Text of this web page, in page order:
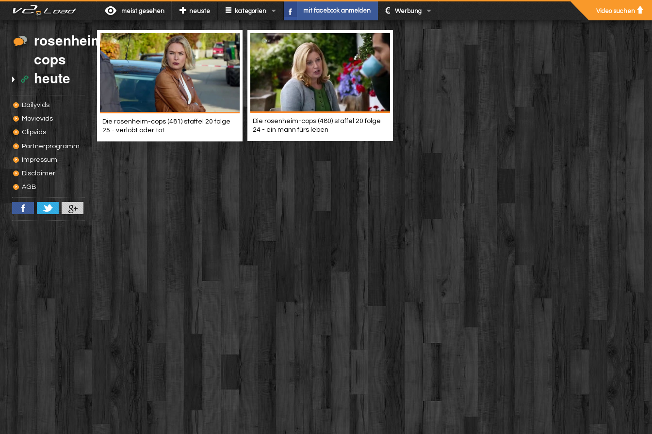
meist gesehen neuste kategorien mit facebook anmelden Werbung Video suchen
rosenheim-
cops
heute
Dailyvids
Movievids
Clipvids
Partnerprogramm
Impressum
Disclaimer
AGB
Die rosenheim-cops (481) staffel 20 folge
25 - verlobt oder tot
Die rosenheim-cops (480) staffel 20 folge
24 - ein mann fürs leben